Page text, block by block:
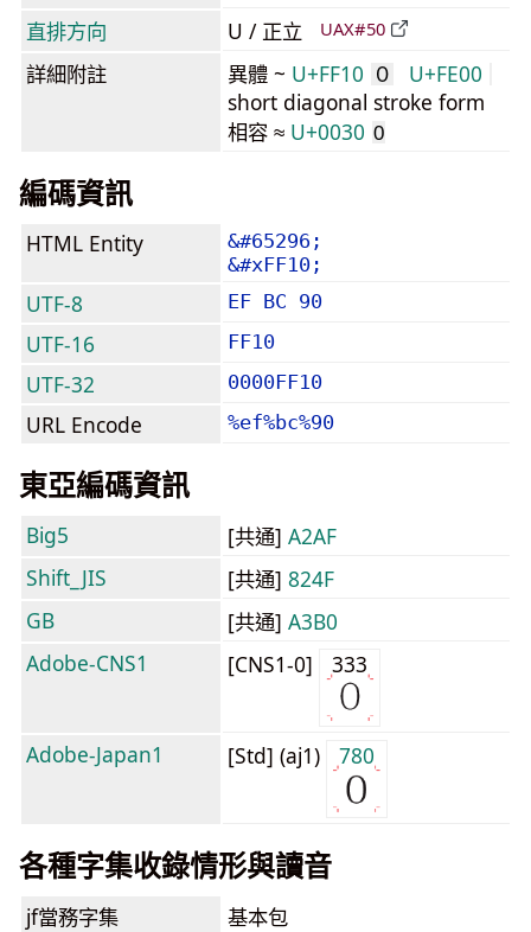
直排方向 U / 正立 UAX#50
詳細附註 異體 ~ U+FF10 ０
U+FE00
short diagonal stroke form
相容 ≈ U+0030 0
編碼資訊
HTML Entity
&#65296;
&#xFF10;
UTF-8 EF BC 90
UTF-16 FF10
UTF-32 0000FF10
URL Encode %ef%bc%90
東亞編碼資訊
Big5 [共通] A2AF
Shift_JIS
[共通] 824F
GB
[共通] A3B0
Adobe-CNS1
[CNS1-0] 333
Adobe-Japan1 [Std] (aj1) 780
各種字集收錄情形與讀音
jf當務字集 基本包